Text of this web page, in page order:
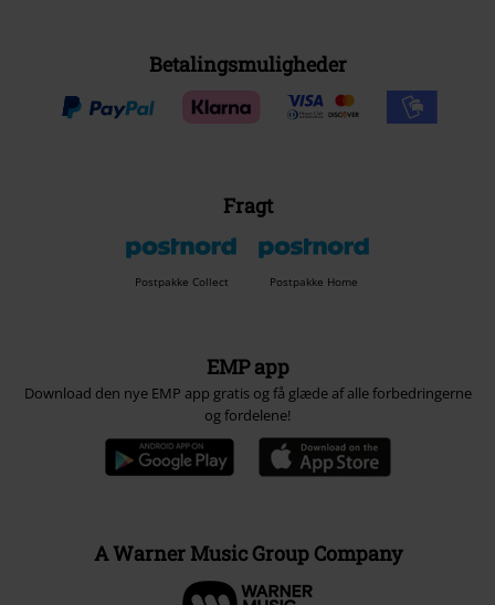
Betalingsmuligheder
Fragt
Postpakke Collect Postpakke Home
EMP app
Download den nye EMP app gratis og få glæde af alle forbedringerne
og fordelene!
A Warner Music Group Company